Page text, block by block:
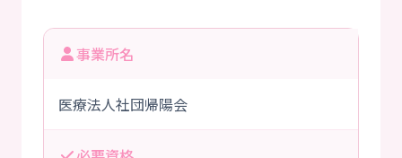
事業所名
医療法人社団帰陽会